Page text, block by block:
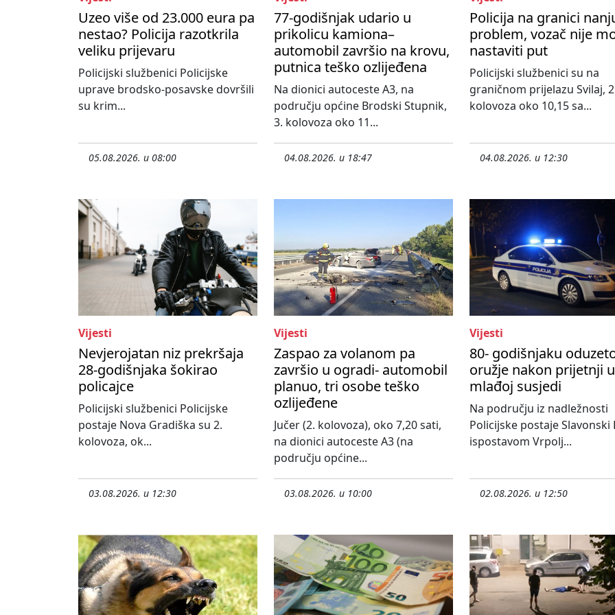
Uzeo više od 23.000 eura pa
nestao? Policija razotkrila
veliku prijevaru
Policijski službenici Policijske
uprave brodsko-posavske dovršili
su krim...
05.08.2026. u 08:00
77-godišnjak udario u
prikolicu kamiona–
automobil završio na krovu,
putnica teško ozlijeđena
Na dionici autoceste A3, na
području općine Brodski Stupnik,
3. kolovoza oko 11...
04.08.2026. u 18:47
Policija na granici
problem, vozač nije
nastaviti put
Policijski službenici su na
graničnom prijelazu Svilaj,
kolovoza oko 10,15 sa...
04.08.2026. u 12:30
Vijesti
Nevjerojatan niz prekršaja
28-godišnjaka šokirao
policajce
Policijski službenici Policijske
postaje Nova Gradiška su 2.
kolovoza, ok...
03.08.2026. u 12:30
Vijesti
Zaspao za volanom pa
završio u ogradi- automobil
planuo, tri osobe teško
ozlijeđene
Jučer (2. kolovoza), oko 7,20 sati,
na dionici autoceste A3 (na
području općine...
03.08.2026. u 10:00
Vijesti
80- godišnjaku
oružje nakon prijetnji
mlađoj susjedi
Na području iz nadležnosti
Policijske postaje Slavonski
ispostavom Vrpolj...
02.08.2026. u 12:50